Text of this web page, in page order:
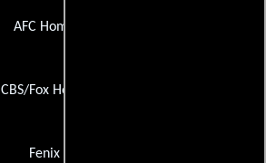
AFC Home Video
CBS/Fox Home Video
Fenix Video